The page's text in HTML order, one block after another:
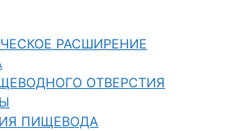
РАСШИРЕНИЕ
ОТВЕРСТИЯ
ПИЩЕВОДА